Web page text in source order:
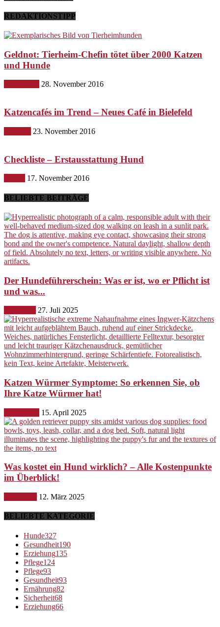
REDAKTIONSTIPP
Geldnot: Tierheim-Chefin tötet über 2000 Katzen
und Hunde
28. November 2016
Katzencafés im Trend – Neues Café in Bielefeld
23. November 2016
Checkliste – Erstausstattung Hund
17. November 2016
BELIEBTE BEITRÄGE
Der Hundeführerschein: Was er ist, wo er Pflicht ist
und was...
27. Juli 2025
Katzen Würmer Symptome: So erkennen Sie, ob
Ihre Katze Würmer hat!
15. April 2025
Was kostet ein Hund wirklich? – Alle Kostenpunkte
im Überblick!
12. März 2025
BELIEBTE KATEGORIE
Hunde327
Gesundheit190
Erziehung135
Pflege124
Pflege93
Gesundheit93
Ernährung82
Sicherheit68
Erziehung66